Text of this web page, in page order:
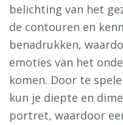
belichting van het
de contouren en
benadrukken,
emoties van het
komen. Door te
kun je diepte en
portret, waardoor